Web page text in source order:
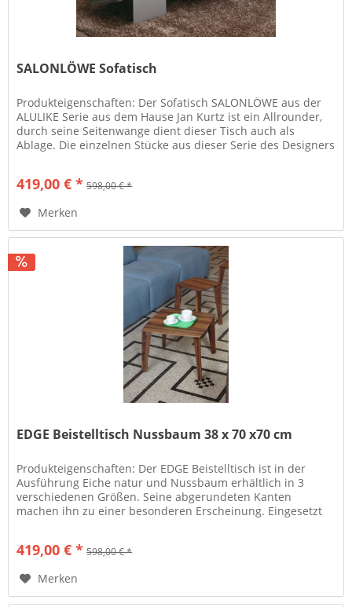
SALONLÖWE Sofatisch
Produkteigenschaften: Der Sofatisch SALONLÖWE aus der
ALULIKE Serie aus dem Hause Jan Kurtz ist ein Allrounder,
durch seine Seitenwange dient dieser Tisch auch als
Ablage. Die einzelnen Stücke aus dieser Serie des Designers
419,00 € * 598,00 € *
Merken
EDGE Beistelltisch Nussbaum 38 x 70 x70 cm
Produkteigenschaften: Der EDGE Beistelltisch ist in der
Ausführung Eiche natur und Nussbaum erhältlich in 3
verschiedenen Größen. Seine abgerundeten Kanten
machen ihn zu einer besonderen Erscheinung. Eingesetzt
419,00 € * 598,00 € *
Merken